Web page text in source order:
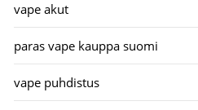
vape akut
paras vape kauppa suomi
vape puhdistus